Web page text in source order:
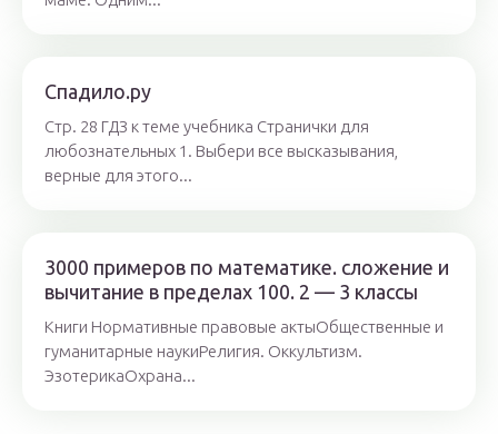
Спадило.ру
Стр. 28 ГДЗ к теме учебника Странички для
любознательных 1. Выбери все высказывания,
верные для этого...
3000 примеров по математике. сложение и
вычитание в пределах 100. 2 — 3 классы
Книги Нормативные правовые актыОбщественные и
гуманитарные наукиРелигия. Оккультизм.
ЭзотерикаОхрана...